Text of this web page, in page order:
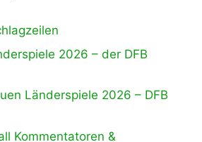
2026 – der DFB
Länderspiele 2026 – DFB
Kommentatoren &